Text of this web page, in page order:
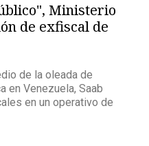
Ministerio
de exfiscal de
de la oleada de
en Venezuela, Saab
en un operativo de